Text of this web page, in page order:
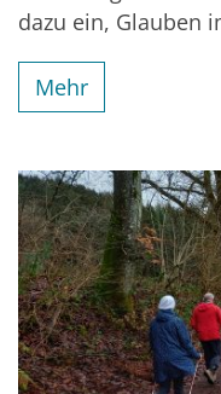
dazu ein, Glauben
Mehr